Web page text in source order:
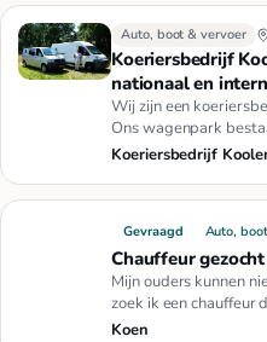
Auto, boot & vervoer
Koeriersbedrijf
nationaal en
Wij zijn een
Ons wagenpark
met 4,5 meter la…
Koeriersbedrijf
Gevraagd Auto,
Chauffeur
Mijn ouders kunnen
zoek ik een chauffeur
tot 150km k…
Koen